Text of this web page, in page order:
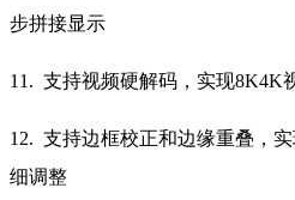
步拼接显示
11. 支持视频硬解码，实现8K4K
12. 支持边框校正和边缘重叠，
细调整